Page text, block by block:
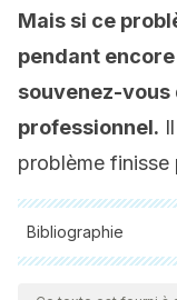
Mais si ce
pendant
souvenez-vous
professionnel.
problème
Bibliographie
Toutes les sources
par notre équipe